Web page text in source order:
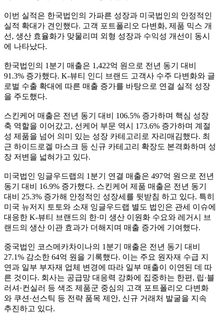
이번 실적은 한국법인의 가파른 성장과 미국법인의 안정적인
실적 확대가 견인했다. 고객 포트폴리오 다변화, 제품 믹스 개
선, 생산 효율화가 맞물리며 외형 성장과 수익성 개선이 동시
에 나타났다.
한국법인의 1분기 매출은 1,422억 원으로 전년 동기 대비
91.3% 증가했다. K-뷰티 인디 브랜드 고객사 수주 다변화와 글
로벌 수출 확대에 따른 매출 증가를 바탕으로 연결 실적 성장
을 주도했다.
스킨케어 매출은 전년 동기 대비 106.5% 증가하며 핵심 성장
축 역할을 이어갔고, 선케어 부문 역시 173.6% 증가하며 계절
성 제품을 넘어 의미 있는 성장 카테고리로 자리매김했다. 최
근 하이드로겔 마스크 등 신규 카테고리 확장도 본격화하며 성
장 저변을 넓혀가고 있다.
미국법인 잉글우드랩의 1분기 연결 매출은 497억 원으로 전년
동기 대비 16.9% 증가했다. 스킨케어 제품 매출은 전년 동기
대비 25.3% 증가해 안정적인 성장세를 뒷받침 하고 있다. 특히
미국 뉴저지 토토와 소재 잉글우드랩 별도 법인은 관세 이슈에
대응한 K-뷰티 브랜드의 한·미 생산 이원화 수요와 레거시 브
랜드의 생산 이관 효과가 더해지며 매출 증가에 기여했다.
중국법인 코스메카차이나의 1분기 매출은 전년 동기 대비
27.1% 감소한 64억 원을 기록했다. 이는 주요 원자재 수급 지
연과 일부 부자재 업체 변경에 따라 일부 매출이 이연된 데 따
른 것이다. 회사는 공급망 대응력 강화에 집중하는 한편, 립·블
러셔·컨실러 등 색조 제품군 중심의 고객 포트폴리오 다변화
와 쿠션·선스틱 등 전략 품목 제안, 신규 거래처 발굴을 지속
추진하고 있다.